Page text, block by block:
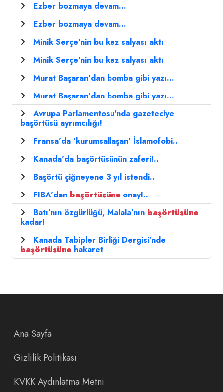
Ezber bozmaya devam...
Ezber bozmaya devam...
Minik Serçe'nin bu kez salyası aktı
Minik Serçe'nin bu kez salyası aktı
Murat Başaran'dan bomba gibi yazı...
Murat Başaran'dan bomba gibi yazı...
Avrupa Parlamentosu'nda gazeteciye
başörtüsü ayrımcılığı!
Fransa'da 'kurumsallaşan' İslamofobi..
Kanada'da başörtüsünün zaferi!..
Başörtü çiğneyene 3 yıl istendi..
FIBA'dan başörtüsüne onay!..
Batı’nın özgürlüğü, Malala’nın başörtüsüne
kadar!
Kanada Tabipler Birliği Dergisi’nde
başörtüsüne hakaret
Ana Sayfa
Gizlilik Politikası
KVKK Aydınlatma Metni